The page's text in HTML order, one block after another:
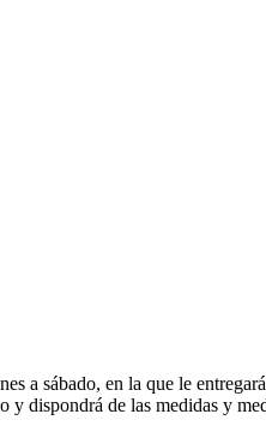
a sábado, en la que le
dispondrá de las medidas y